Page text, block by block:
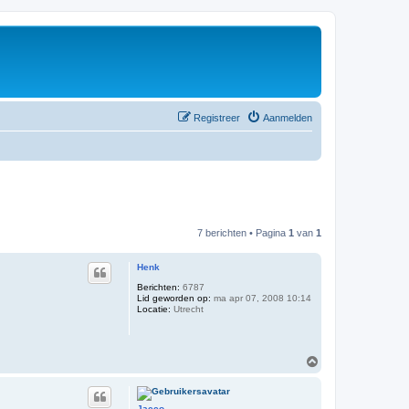
Aanmelden
Registreer
7 berichten • Pagina 1 van 1
Henk
Berichten: 6787
Lid geworden op: ma apr 07, 2008 10:14
Locatie: Utrecht